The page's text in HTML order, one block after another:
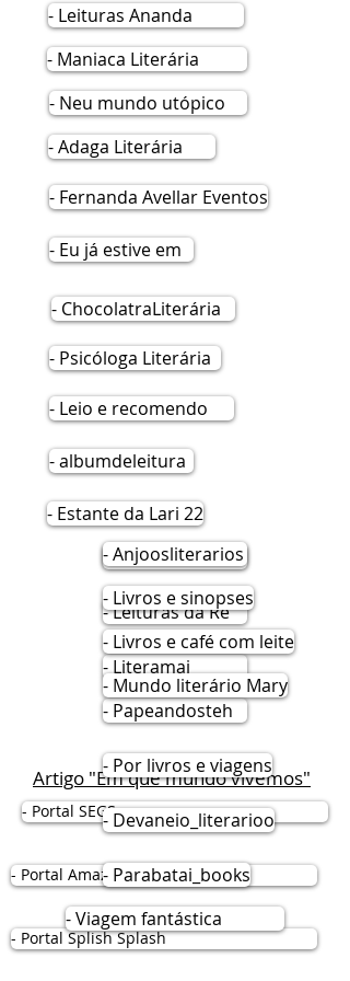
Artigo "Em que mundo vivemos"
- Portal SEGS
- Portal Amazonas Notícias
- Portal Splish Splash
- Leituras Ananda
- Maniaca Literária
- Neu mundo utópico
- Adaga Literária
- Fernanda Avellar Eventos
- Eu já estive em
- ChocolatraLiterária
- Psicóloga Literária
- Leio e recomendo
- albumdeleitura
- Estante da Lari 22
- La vie de Aline
- Leituras da Re
- Literamai
- Papeandosteh
- Por livros e viagens
- Devaneio_literarioo
- Parabatai_books
- Viagem fantástica
- Anjoosliterarios
- Livros e sinopses
- Livros e café com leite
- Mundo literário Mary